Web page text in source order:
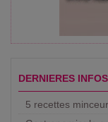
DERNIERES
5 recettes